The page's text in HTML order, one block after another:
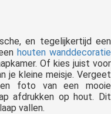
en tegelijkertijd een
houten wanddecoratie
Of kies juist voor
je kleine meisje. Vergeet
foto van een mooie
afdrukken op hout. Dit
vallen.